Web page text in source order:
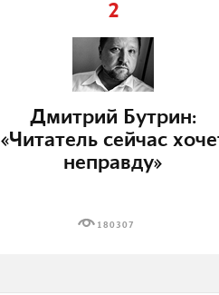
2
Дмитрий Бутрин:
«Читатель сейчас
неправду»
180307